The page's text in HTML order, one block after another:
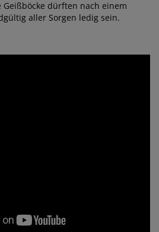
dürften nach einem
aller Sorgen ledig sein.